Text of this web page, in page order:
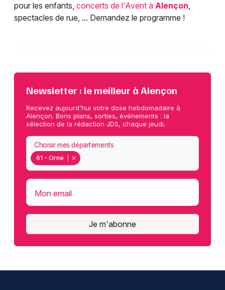
pour les enfants, concerts de l'Avent à Alençon,
spectacles de rue, ... Demandez le programme !
Newsletter : le meilleur à Alençon
Recevez aujourd'hui votre dose hebdomadaire à
Alençon. Bons plans, sorties, événements : la
sélection de la rédaction JDS, chaque jeudi.
61 - Orne
Choisir mes départements
Mon email
Je m'abonne